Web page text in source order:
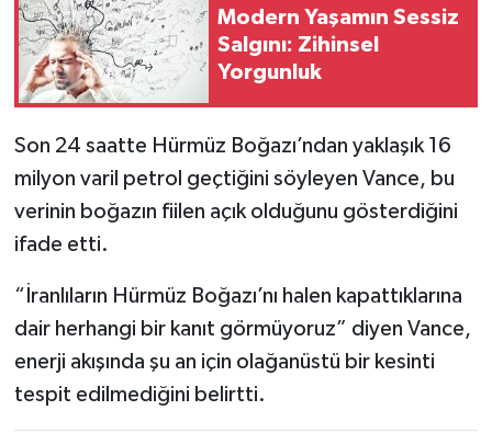
Modern Yaşamın Sessiz
Salgını: Zihinsel
Yorgunluk
Son 24 saatte Hürmüz Boğazı’ndan yaklaşık 16
milyon varil petrol geçtiğini söyleyen Vance, bu
verinin boğazın fiilen açık olduğunu gösterdiğini
ifade etti.
“İranlıların Hürmüz Boğazı’nı halen kapattıklarına
dair herhangi bir kanıt görmüyoruz” diyen Vance,
enerji akışında şu an için olağanüstü bir kesinti
tespit edilmediğini belirtti.